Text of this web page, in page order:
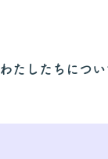
わたしたちについ